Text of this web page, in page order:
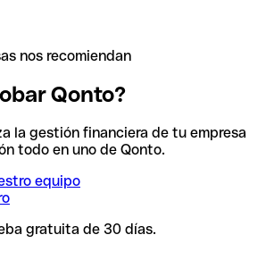
nos recomiendan
Qonto?
la gestión financiera de tu empresa
todo en uno de Qonto.
equipo
gratuita de 30 días.